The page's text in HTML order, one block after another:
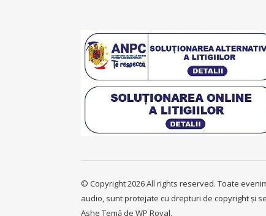
© Copyright 2026 All rights reserved. Toate
audio, sunt protejate cu drepturi de copyright și
Ashe Temă de WP Royal.